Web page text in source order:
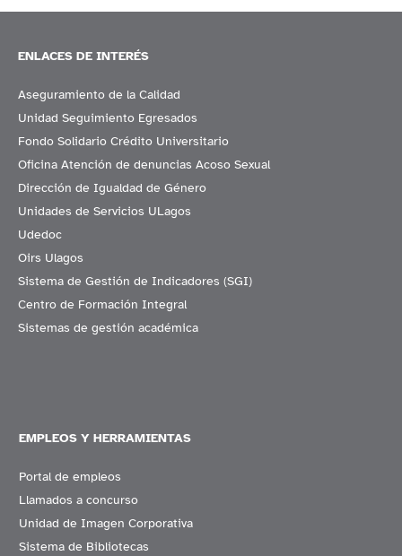
ENLACES DE INTERÉS
Aseguramiento de la Calidad
Unidad Seguimiento Egresados
Fondo Solidario Crédito Universitario
Oficina Atención de denuncias Acoso Sexual
Dirección de Igualdad de Género
Unidades de Servicios ULagos
Udedoc
Oirs Ulagos
Sistema de Gestión de Indicadores (SGI)
Centro de Formación Integral
Sistemas de gestión académica
EMPLEOS Y HERRAMIENTAS
Portal de empleos
Llamados a concurso
Unidad de Imagen Corporativa
Sistema de Bibliotecas